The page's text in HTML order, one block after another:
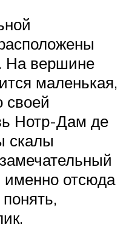
На вершине
маленькая,
своей
Нотр-Дам де
скалы
именно отсюда